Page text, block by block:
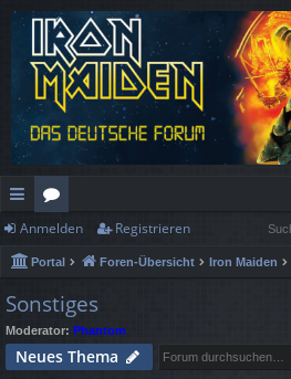
ch
ne
llz
ug
or
en
Anmelden Registrieren
Portal Foren-Übersicht Iron Maiden
Sonstiges
Moderator: Phantom
Neues Thema